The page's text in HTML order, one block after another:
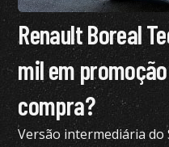
Renault Boreal
mil em
compra?
Versão intermediária do